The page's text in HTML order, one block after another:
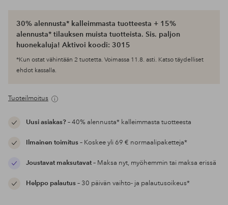
30% alennusta* kalleimmasta tuotteesta + 15%
alennusta* tilauksen muista tuotteista. Sis. paljon
huonekaluja! Aktivoi koodi: 3015
*Kun ostat vähintään 2 tuotetta. Voimassa 11.8. asti. Katso täydelliset
ehdot kassalla.
Tuoteilmoitus
Uusi asiakas?– 40% alennusta* kalleimmasta tuotteesta
Ilmainen toimitus– Koskee yli 69 € normaalipaketteja*
Joustavat maksutavat– Maksa nyt, myöhemmin tai maksa erissä
Helppo palautus– 30 päivän vaihto- ja palautusoikeus*